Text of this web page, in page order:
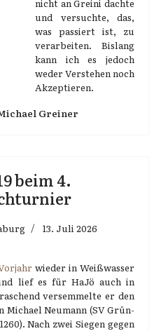
nicht an Greini dachte
und versuchte, das,
was passiert ist, zu
verarbeiten. Bislang
kann ich es jedoch
weder Verstehen noch
Akzeptieren.
Greiner
beim 4.
13. Juli 2026
wieder in Weißwasser
lief es für HaJö auch in
versemmelte er den
Neumann (SV Grün-
Nach zwei Siegen gegen